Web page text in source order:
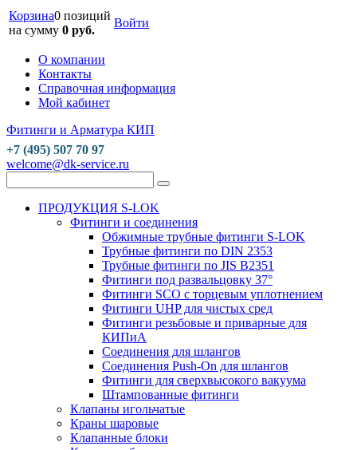
Корзина0 позиций
на сумму 0 руб.
Войти
О компании
Контакты
Справочная информация
Мой кабинет
Фитинги и Арматура КИП
+7 (495) 507 70 97
welcome@dk-service.ru
ПРОДУКЦИЯ S-LOK
Фитинги и соединения
Обжимные трубные фитинги S-LOK
Трубные фитинги по DIN 2353
Трубные фитинги по JIS B2351
Фитинги под развальцовку 37°
Фитинги SCO с торцевым уплотнением
Фитинги UHP для чистых сред
Фитинги резьбовые и приварные для
КИПиА
Соединения для шлангов
Соединения Push-On для шлангов
Фитинги для сверхвысокого вакуума
Штампованные фитинги
Клапаны игольчатые
Краны шаровые
Клапанные блоки